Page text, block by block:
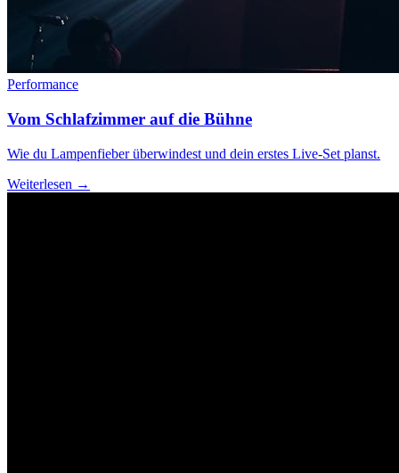
Performance
Vom Schlafzimmer auf die Bühne
Wie du Lampenfieber überwindest und dein erstes Live-Set planst.
Weiterlesen →